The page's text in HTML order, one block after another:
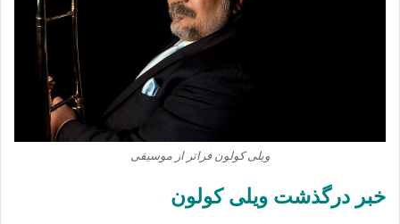
ویلی کولون فراتر از موسیقی
خبر درگذشت ویلی کولون